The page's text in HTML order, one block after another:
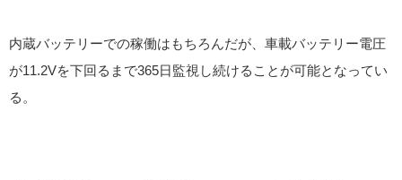
内蔵バッテリーでの稼働はもちろんだが、車載バッテリー電圧
が11.2Vを下回るまで365日監視し続けることが可能となってい
る。